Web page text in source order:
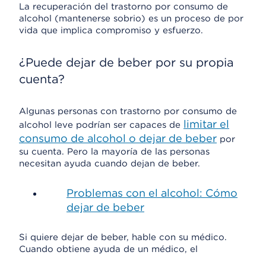
La recuperación del trastorno por consumo de
alcohol (mantenerse sobrio) es un proceso de por
vida que implica compromiso y esfuerzo.
¿Puede dejar de beber por su propia
cuenta?
Algunas personas con trastorno por consumo de
alcohol leve podrían ser capaces de limitar el
consumo de alcohol o dejar de beber por
su cuenta. Pero la mayoría de las personas
necesitan ayuda cuando dejan de beber.
Problemas con el alcohol: Cómo
dejar de beber
Si quiere dejar de beber, hable con su médico.
Cuando obtiene ayuda de un médico, el